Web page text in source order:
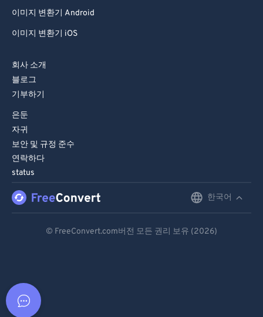
이미지 변환기 Android
이미지 변환기 iOS
회사 소개
블로그
기부하기
은둔
자귀
보안 및 규정 준수
연락하다
status
한국어
© FreeConvert.com버전 모든 권리 보유 (2026)